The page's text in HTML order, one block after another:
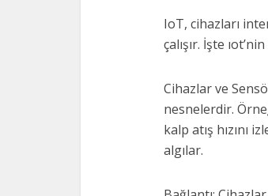
IoT, cihazları
çalışır. İşte
Cihazlar ve
nesnelerdir.
kalp atış hızını
algılar.